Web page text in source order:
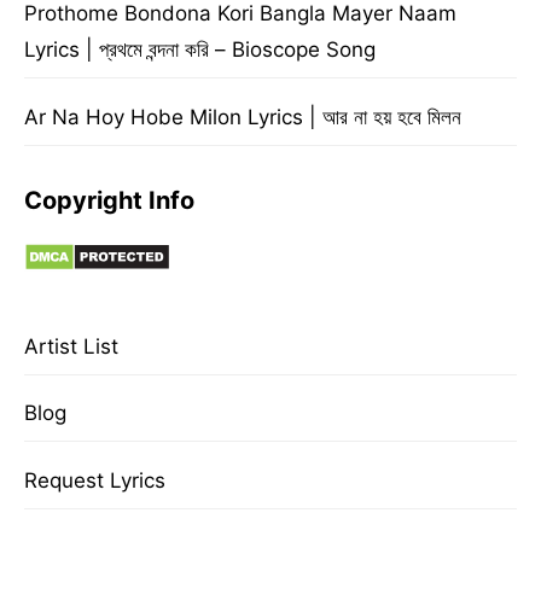
Prothome Bondona Kori Bangla Mayer Naam
Lyrics | প্রথমে বন্দনা করি – Bioscope Song
Ar Na Hoy Hobe Milon Lyrics | আর না হয় হবে মিলন
Copyright Info
Artist List
Blog
Request Lyrics